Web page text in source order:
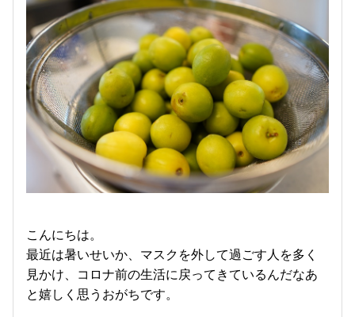
こんにちは。
最近は暑いせいか、マスクを外して過ごす人を多く
見かけ、コロナ前の生活に戻ってきているんだなあ
と嬉しく思うおがちです。